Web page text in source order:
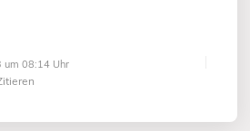
um 08:14 Uhr